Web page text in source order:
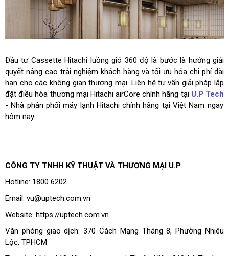
Đầu tư Cassette Hitachi luồng gió 360 độ là bước là hướng giải
quyết nâng cao trải nghiệm khách hàng và tối ưu hóa chi phí dài
hạn cho các không gian thương mại. Liên hệ tư vấn giải pháp lắp
đặt điều hòa thương mại Hitachi airCore chính hãng tại U.P Tech
- Nhà phân phối máy lạnh Hitachi chính hãng tại Việt Nam ngay
hôm nay.
CÔNG TY TNHH KỸ THUẬT VÀ THƯƠNG MẠI U.P
Hotline: 1800 6202
Email: vu@uptech.com.vn
Website: https://uptech.com.vn
Văn phòng giao dịch: 370 Cách Mạng Tháng 8, Phường Nhiêu
Lộc, TPHCM